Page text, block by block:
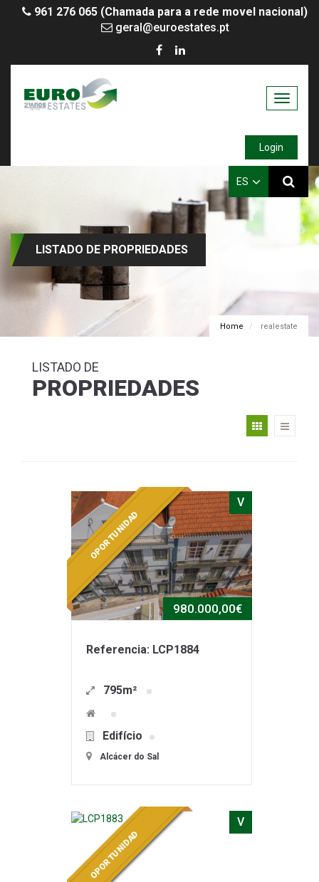
961 276 065 (Chamada para a rede movel nacional)
geral@euroestates.pt
Toggle
Login
ES
Home realestate
LISTADO DE PROPRIEDADES
LISTADO DE
PROPRIEDADES
V
980.000,00€
OPORTUNIDAD
Referencia: LCP1884
795m²
Edifício
Alcácer do Sal
V
OPORTUNIDAD